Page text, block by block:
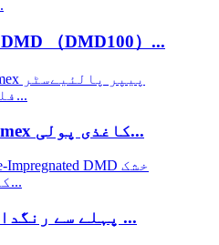
6643 ایف کلاس DMD （DMD100）...
6640 NMN Nomex کاغذی پولی...
D279 Epoxy پہلے سے رنگدار ...